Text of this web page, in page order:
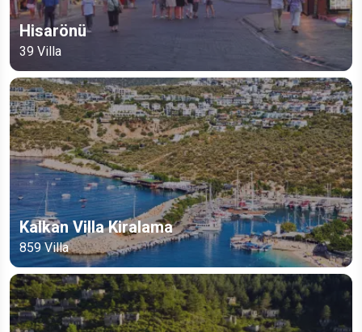
Hisarönü
39 Villa
Kalkan Villa Kiralama
859Villa